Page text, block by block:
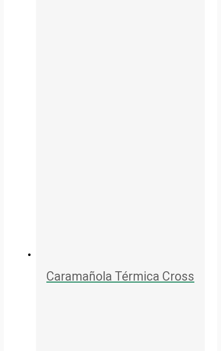
Caramañola Térmica Cross